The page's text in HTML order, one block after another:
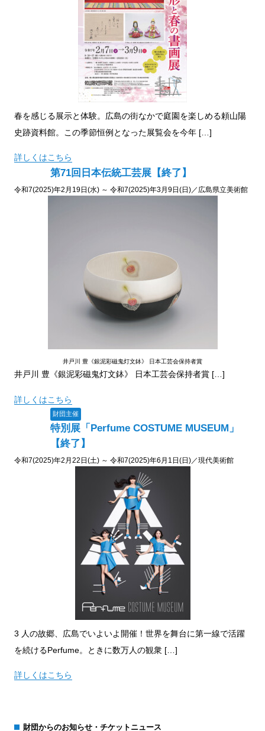
春を感じる展示と体験。広島の街なかで庭園を楽しめる頼山陽
史跡資料館。この季節恒例となった展覧会を今年 […]
詳しくはこちら
第71回日本伝統工芸展【終了】
令和7(2025)年2月19日(水) ～ 令和7(2025)年3月9日(日)／広島県立美術館
井戸川 豊《銀泥彩磁鬼灯文鉢》 日本工芸会保持者賞
井戸川 豊《銀泥彩磁鬼灯文鉢》 日本工芸会保持者賞 […]
詳しくはこちら
財団主催
特別展「Perfume COSTUME MUSEUM」
【終了】
令和7(2025)年2月22日(土) ～ 令和7(2025)年6月1日(日)／現代美術館
3 人の故郷、広島でいよいよ開催！世界を舞台に第一線で活躍
を続けるPerfume。ときに数万人の観衆 […]
詳しくはこちら
財団からのお知らせ・チケットニュース